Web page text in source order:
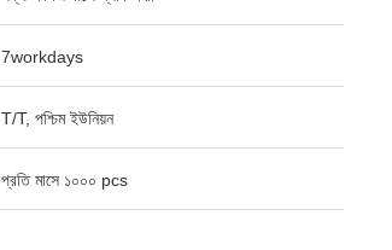
7workdays
T/T, পশ্চিম ইউনিয়ন
প্রতি মাসে ১০০০ pcs